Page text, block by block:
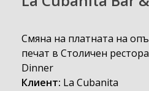
Смяна на платната на
печат в Столичен
Dinner
Клиент: La Cubanita